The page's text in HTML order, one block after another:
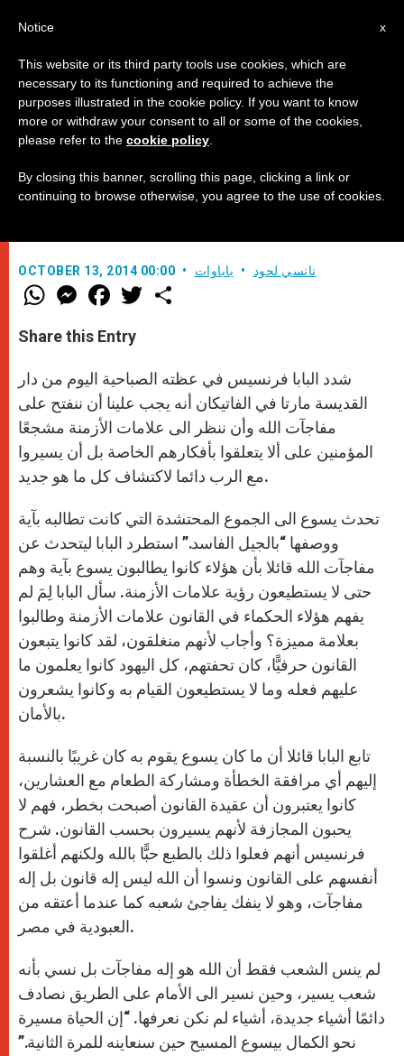
هل نحن منغلقون على ذواتنا أم
نستطيع سماع صوت الرب؟
OCTOBER 13, 2014 00:00 نانسي لحود باباوات
W
h
t
s
p
M
e
s
e
e
r
F
a
e
b
o
k
w
r
Share this Entry
شدد البابا فرنسيس في عظته الصباحية اليوم من دار
القديسة مارتا في الفاتيكان أنه يجب علينا أن ننفتح على
مفاجآت الله وأن ننظر الى علامات الأزمنة مشجعًا
المؤمنين على ألا يتعلقوا بأفكارهم الخاصة بل أن يسيروا
مع الرب دائما لاكتشاف كل ما هو جديد.
تحدث يسوع الى الجموع المحتشدة التي كانت تطالبه بآية
ووصفها “بالجيل الفاسد.” استطرد البابا ليتحدث عن
مفاجآت الله قائلا بأن هؤلاء كانوا يطالبون يسوع بآية وهم
حتى لا يستطيعون رؤية علامات الأزمنة. سأل البابا لِمَ لم
يفهم هؤلاء الحكماء في القانون علامات الأزمنة وطالبوا
بعلامة مميزة؟ وأجاب لأنهم منغلقون، لقد كانوا يتبعون
القانون حرفيًّا، كان تحفتهم، كل اليهود كانوا يعلمون ما
عليهم فعله وما لا يستطيعون القيام به وكانوا يشعرون
بالأمان.
تابع البابا قائلا أن ما كان يسوع يقوم به كان غريبًا بالنسبة
إليهم أي مرافقة الخطأة ومشاركة الطعام مع العشارين،
كانوا يعتبرون أن عقيدة القانون أصبحت بخطر، فهم لا
يحبون المجازفة لأنهم يسيرون بحسب القانون. شرح
فرنسيس أنهم فعلوا ذلك بالطبع حبًّا بالله ولكنهم أغلقوا
أنفسهم على القانون ونسوا أن الله ليس إله قانون بل إله
مفاجآت، وهو لا ينفك يفاجئ شعبه كما عندما أعتقه من
العبودية في مصر.
لم ينس الشعب فقط أن الله هو إله مفاجآت بل نسي بأنه
شعب يسير، وحين نسير الى الأمام على الطريق نصادف
دائمًا أشياء جديدة، أشياء لم نكن نعرفها. “إن الحياة مسيرة
نحو الكمال بيسوع المسيح حين سنعاينه للمرة الثانية.”
x
Notice
This website or its third party tools use cookies, which are
necessary to its functioning and required to achieve the
purposes illustrated in the cookie policy. If you want to know
more or withdraw your consent to all or some of the cookies,
please refer to the cookie policy
By closing this banner, scrolling this page, clicking a link or
continuing to browse otherwise, you agree to the use of cookies.